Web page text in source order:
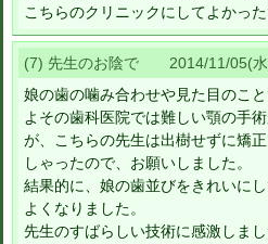
こちらのクリニックにしてよかった
(7) 先生のお陰で 2014/11/05(
娘の歯の噛み合わせや見た目のこ
よその歯科医院では難しい顎の手
が、こちらの先生は出樹せずに矯
しゃったので、お願いしました。
結果的に、娘の歯並びをきれいに
よくなりました。
先生のすばらしい技術に感激しまし